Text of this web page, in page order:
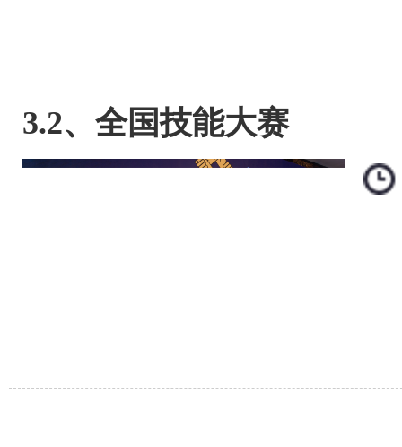
3.2、全国技能大赛